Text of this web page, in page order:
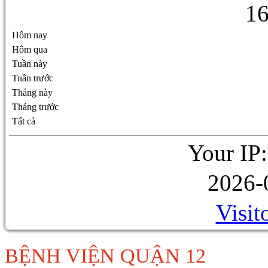
1
Hôm nay
Hôm qua
Tuần này
Tuần trước
Tháng này
Tháng trước
Tất cả
Your
BỆNH VIỆN QUẬN 12